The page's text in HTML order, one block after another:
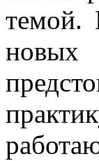
темой.
новых